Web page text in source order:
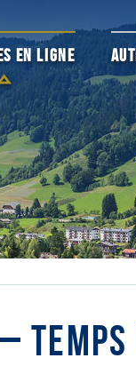
EN LIGNE